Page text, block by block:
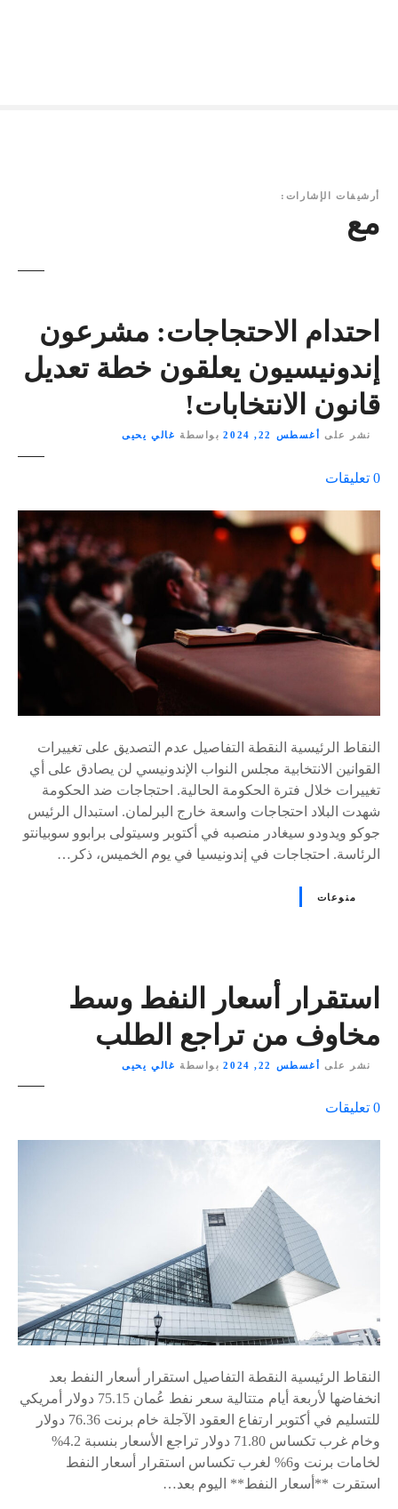
أرشيفات الإشارات:
مع
احتدام الاحتجاجات: مشرعون
إندونيسيون يعلقون خطة تعديل
قانون الانتخابات!
نشر على أغسطس 22, 2024 بواسطة غالي يحيى
0 تعليقات
ى
النقاط الرئيسية النقطة التفاصيل عدم التصديق على تغييرات
القوانين الانتخابية مجلس النواب الإندونيسي لن يصادق على أي
تغييرات خلال فترة الحكومة الحالية. احتجاجات ضد الحكومة
شهدت البلاد احتجاجات واسعة خارج البرلمان. استبدال الرئيس
جوكو ويدودو سيغادر منصبه في أكتوبر وسيتولى برابوو سوبيانتو
الرئاسة. احتجاجات في إندونيسيا في يوم الخميس، ذكر…
منوعات
استقرار أسعار النفط وسط
مخاوف من تراجع الطلب
نشر على أغسطس 22, 2024 بواسطة غالي يحيى
0 تعليقات
النقاط الرئيسية النقطة التفاصيل استقرار أسعار النفط بعد
انخفاضها لأربعة أيام متتالية سعر نفط عُمان 75.15 دولار أمريكي
للتسليم في أكتوبر ارتفاع العقود الآجلة خام برنت 76.36 دولار
وخام غرب تكساس 71.80 دولار تراجع الأسعار بنسبة 4.2%
لخامات برنت و6% لغرب تكساس استقرار أسعار النفط
استقرت **أسعار النفط** اليوم بعد…